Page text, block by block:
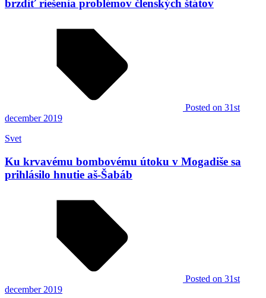
brzdiť riešenia problémov členských štátov
Posted on 31st
december 2019
Svet
Ku krvavému bombovému útoku v Mogadiše sa
prihlásilo hnutie aš-Šabáb
Posted on 31st
december 2019